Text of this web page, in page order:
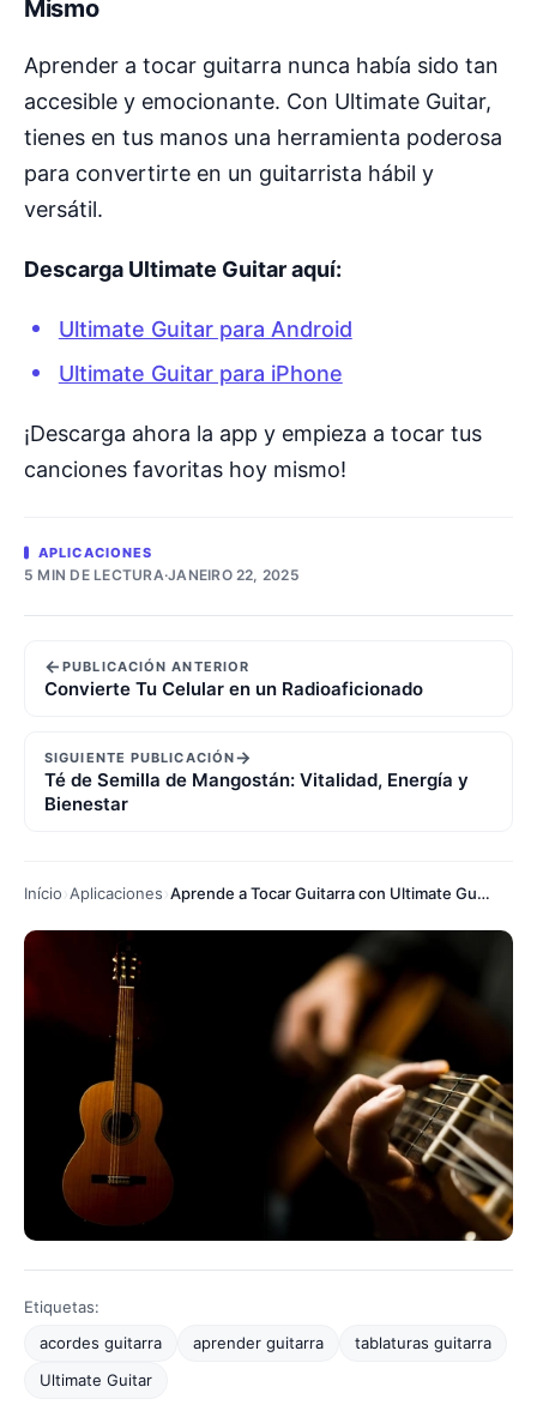
Mismo
Aprender a tocar guitarra nunca había sido tan
accesible y emocionante. Con Ultimate Guitar,
tienes en tus manos una herramienta poderosa
para convertirte en un guitarrista hábil y
versátil.
Descarga Ultimate Guitar aquí:
Ultimate Guitar para Android
Ultimate Guitar para iPhone
¡Descarga ahora la app y empieza a tocar tus
canciones favoritas hoy mismo!
APLICACIONES
5 MIN DE LECTURA·JANEIRO 22, 2025
←PUBLICACIÓN ANTERIOR
Convierte Tu Celular en un Radioaficionado
SIGUIENTE PUBLICACIÓN→
Té de Semilla de Mangostán: Vitalidad, Energía y
Bienestar
Início Aplicaciones Aprende a Tocar Guitarra con Ultimate Guitar
Etiquetas:
acordes guitarra
aprender guitarra
tablaturas guitarra
Ultimate Guitar